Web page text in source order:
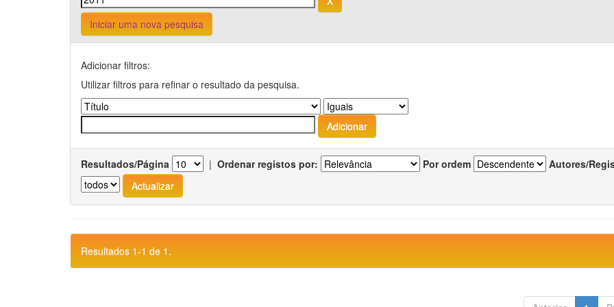
Iniciar uma nova pesquisa
Adicionar filtros:
Utilizar filtros para refinar o resultado da pesquisa.
Resultados/Página | Ordenar registos por: Por ordem Autores/
Resultados 1-1 de 1.